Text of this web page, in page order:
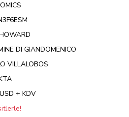
DI GIANDOMENICO
VILLALOBOS
+ KDV